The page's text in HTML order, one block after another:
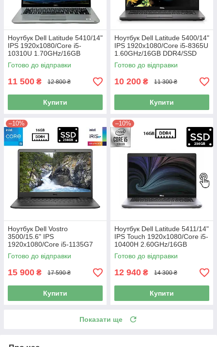
Ноутбук Dell Latitude 5410/14"
IPS 1920x1080/Core i5-
10310U 1.70GHz/16GB
DDR4/SSD 256GB/Intel UHD
Graphics/Камера Б/В
Готово до відправки
11 500 ₴ 12 800 ₴
Купити
Ноутбук Dell Latitude 5400/14"
IPS 1920x1080/Core i5-8365U
1.60GHz/16GB DDR4/SSD
256GB/UHD Graphics 620/
Камера Б/В
Готово до відправки
10 200 ₴ 11 300 ₴
Купити
–10%
Ноутбук Dell Vostro
3500/15.6" IPS
1920x1080/Core i5-1135G7
2.40GHz/16GB DDR4/SSD
256GB/Intel Iris Xe Graphics/
Камера Б/В
Готово до відправки
15 900 ₴ 17 590 ₴
Купити
–10%
Ноутбук Dell Latitude 5411/14"
IPS Touch 1920x1080/Core i5-
10400H 2.60GHz/16GB
DDR4/SSD 256GB/UHD
Graphics/Камера Б/В
Готово до відправки
12 940 ₴ 14 300 ₴
Купити
Показати ще